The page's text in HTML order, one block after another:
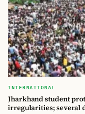
INTERNATIONAL
Jharkhand student
irregularities; several